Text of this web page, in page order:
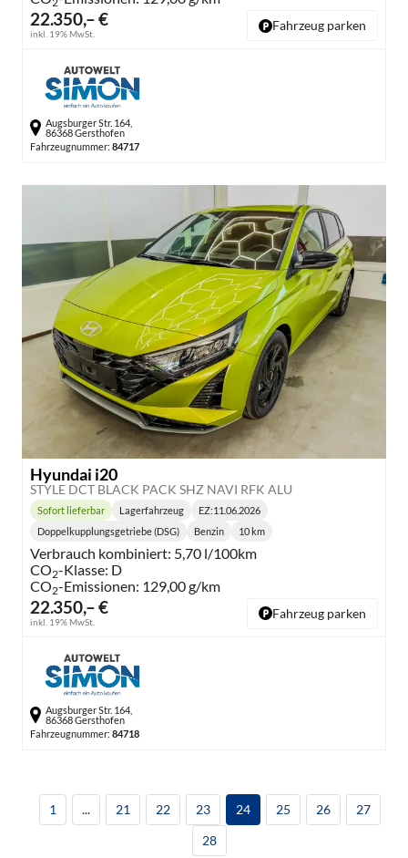
22.350,– €
inkl. 19% MwSt.
Fahrzeug parken
Augsburger Str. 164,
86368 Gersthofen
Fahrzeugnummer: 84717
Hyundai i20
STYLE DCT BLACK PACK SHZ NAVI RFK ALU
22.350,– €
inkl. 19% MwSt.
Lieferzeit:
Sofort lieferbar Lagerfahrzeug EZ:11.06.2026
Getriebe:
Doppelkupplungsgetriebe (DSG)
Kraftstoff:
Benzin
Kilometerstand:
10 km
Verbrauch kombiniert: 5,70 l/100km
CO2-Klasse: D
CO2-Emissionen: 129,00 g/km
Fahrzeug parken
Augsburger Str. 164,
86368 Gersthofen
Fahrzeugnummer: 84718
1 ... 21 22 23 24 25 26
27
28